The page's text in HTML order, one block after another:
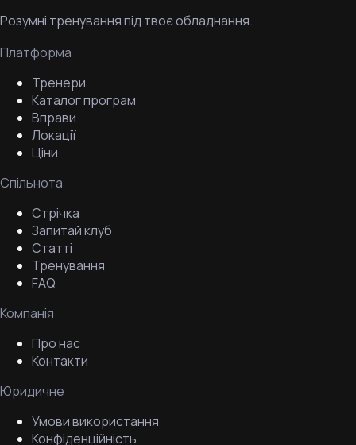
Розумні тренування під твоє обладнання.
Платформа
Тренери
Каталог програм
Вправи
Локації
Ціни
Спільнота
Стрічка
Запитай клуб
Статті
Тренування
FAQ
Компанія
Про нас
Контакти
Юридичне
Умови використання
Конфіденційність